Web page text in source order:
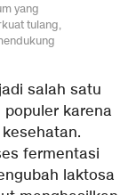
yang
tulang,
salah satu
karena
fermentasi
laktosa